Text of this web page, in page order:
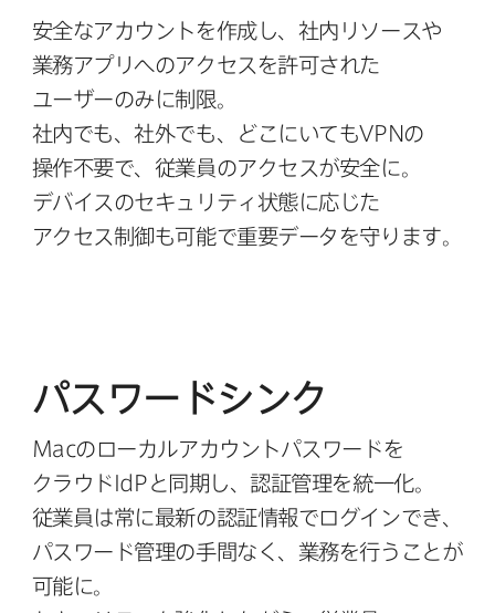
安全な​アカウントを​作成し、​社内リソースや​
業務アプリへの​アクセスを​許可された​
ユーザーのみに​制限。
社内でも、​社外でも、​どこに​いてもVPNの​
操作不要で、​従業員の​アクセスが​安全に。​
デバイスの​セキュリティ状態に​応じた​
アクセス制御も​可能で​重要データを​守ります。
パスワードシンク
Macの​ローカルアカウントパスワードを​
クラウド IdP と​同期し、​認証管理を​統一化。
従業員は​常に​最新の​認証情報で​ログインでき、​
パスワード管理の​⼿間なく、​業務を​⾏うことが​
可能に。